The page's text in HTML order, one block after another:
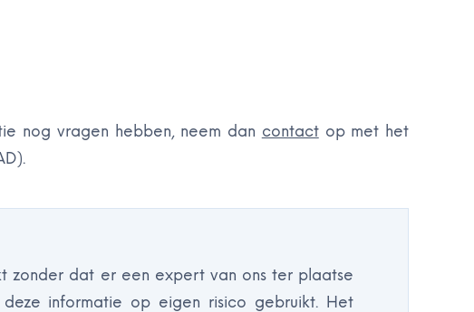
nog vragen hebben, neem dan contactop met het
zonder dat er een expert van ons ter plaatse
informatie op eigen risico gebruikt. Het